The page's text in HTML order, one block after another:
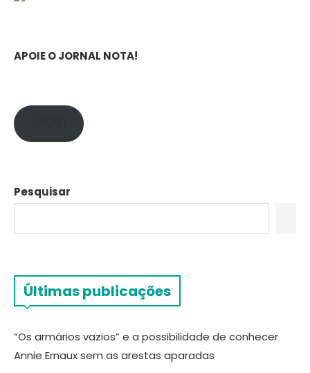
APOIE O JORNAL NOTA!
Pesquisar
Últimas publicações
“Os armários vazios” e a possibilidade de conhecer
Annie Ernaux sem as arestas aparadas